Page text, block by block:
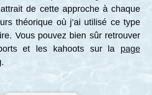
de cette approche à chaque
théorique où j’ai utilisé ce type
Vous pouvez bien sûr retrouver
et les kahoots sur la page
.